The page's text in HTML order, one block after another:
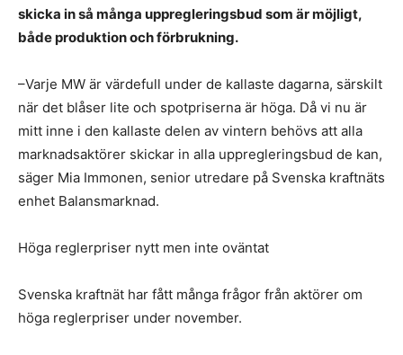
skicka in så många uppregleringsbud som är möjligt,
både produktion och förbrukning.
–Varje MW är värdefull under de kallaste dagarna, särskilt
när det blåser lite och spotpriserna är höga. Då vi nu är
mitt inne i den kallaste delen av vintern behövs att alla
marknadsaktörer skickar in alla uppregleringsbud de kan,
säger Mia Immonen, senior utredare på Svenska kraftnäts
enhet Balansmarknad.
Höga reglerpriser nytt men inte oväntat
Svenska kraftnät har fått många frågor från aktörer om
höga reglerpriser under november.